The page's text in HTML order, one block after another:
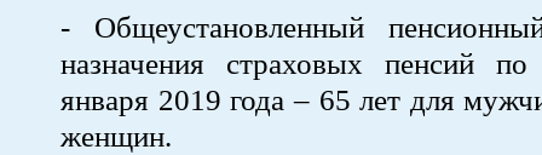
- Общеустановленный
назначения страховых пенсий
января 2019 года – 65 лет для
женщин.